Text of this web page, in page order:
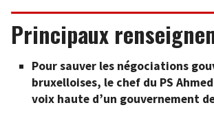
Principaux
Pour sauver les négociations
bruxelloises, le chef du PS
voix haute d’un gouvernement